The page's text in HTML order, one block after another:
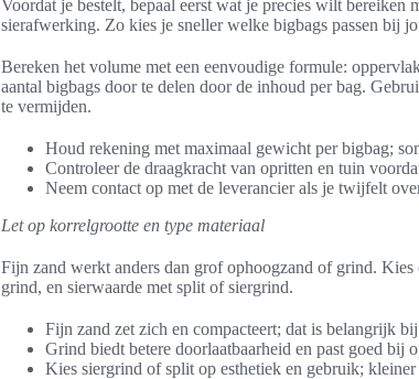
Voordat je bestelt, bepaal eerst wat je precies wilt
sierafwerking. Zo kies je sneller welke bigbags passen bij
Bereken het volume met een eenvoudige formule:
aantal bigbags door te delen door de inhoud per bag.
te vermijden.
Houd rekening met maximaal gewicht per bigbag;
Controleer de draagkracht van opritten en tuin
Neem contact op met de leverancier als je twijfelt
Let op korrelgrootte en type materiaal
Fijn zand werkt anders dan grof ophoogzand of grind.
grind, en sierwaarde met split of siergrind.
Fijn zand zet zich en compacteert; dat is belangrijk
Grind biedt betere doorlaatbaarheid en past goed bij
Kies siergrind of split op esthetiek en gebruik;